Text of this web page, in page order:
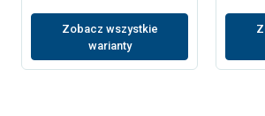
Zobacz wszystkie
warianty